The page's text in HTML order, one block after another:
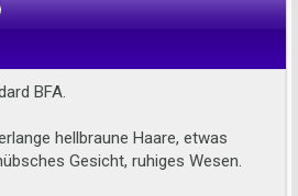
BFA.
hellbraune Haare, etwas
Gesicht, ruhiges Wesen.